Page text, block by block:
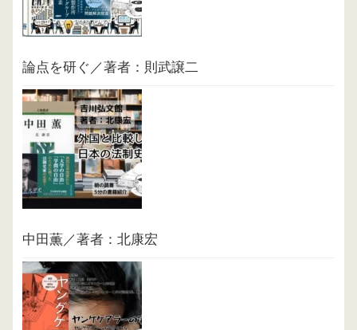
論点を研ぐ／著者：則武譲二
中田薫／著者：北康宏